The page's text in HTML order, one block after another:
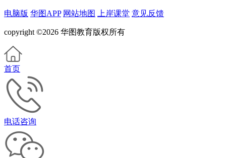
电脑版 华图APP 网站地图 上岸课堂 意见反馈
copyright ©2026 华图教育版权所有
首页
电话咨询